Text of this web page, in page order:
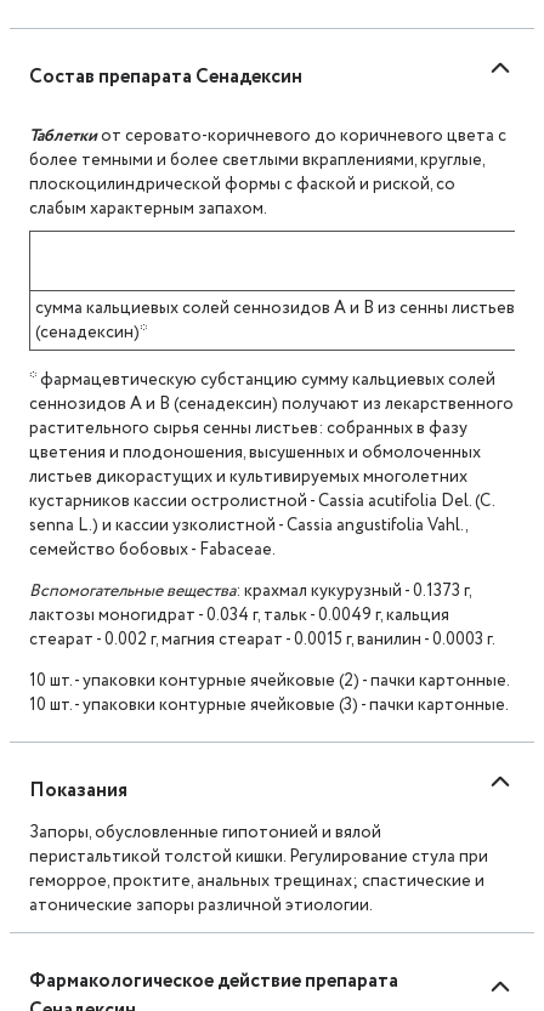
Состав препарата Сенадексин
Таблеткиот серовато-коричневого до коричневого цвета с
более темными и более светлыми вкраплениями, круглые,
плоскоцилиндрической формы с фаской и риской, со
слабым характерным запахом.
сумма кальциевых солей сеннозидов А и В из сенны листьев в
(сенадексин)*
* фармацевтическую субстанцию сумму кальциевых солей
сеннозидов A и B (сенадексин) получают из лекарственного
растительного сырья сенны листьев: собранных в фазу
цветения и плодоношения, высушенных и обмолоченных
листьев дикорастущих и культивируемых многолетних
кустарников кассии остролистной - Cassia acutifolia Del. (C.
senna L.) и кассии узколистной - Cassia angustifolia Vahl.,
семейство бобовых - Fabaceae.
Вспомогательные вещества: крахмал кукурузный - 0.1373 г,
лактозы моногидрат - 0.034 г, тальк - 0.0049 г, кальция
стеарат - 0.002 г, магния стеарат - 0.0015 г, ванилин - 0.0003 г.
10 шт. - упаковки контурные ячейковые (2) - пачки картонные.
10 шт. - упаковки контурные ячейковые (3) - пачки картонные.
Показания
Запоры, обусловленные гипотонией и вялой
перистальтикой толстой кишки. Регулирование стула при
геморрое, проктите, анальных трещинах; спастические и
атонические запоры различной этиологии.
Фармакологическое действие препарата